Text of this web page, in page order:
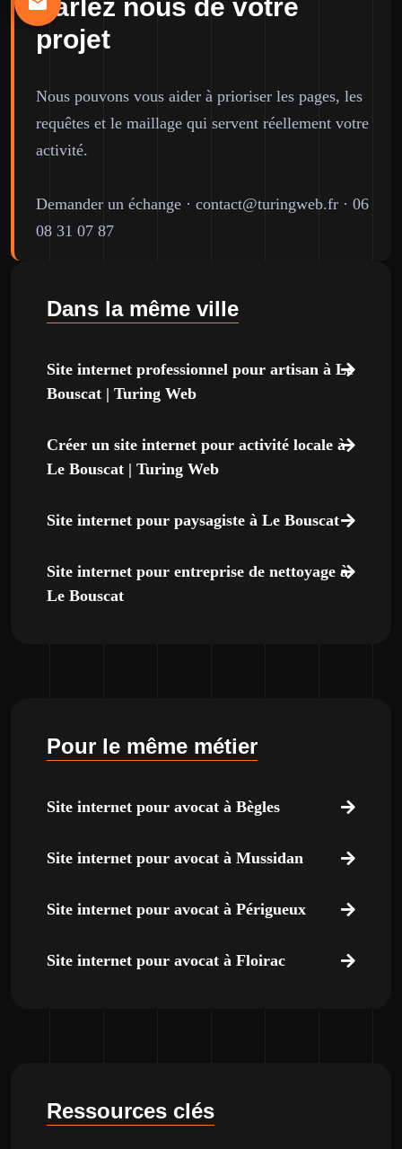
Parlez nous de votre
projet
Nous pouvons vous aider à prioriser les pages, les
requêtes et le maillage qui servent réellement votre
activité.
Demander un échange · contact@turingweb.fr · 06
08 31 07 87
Dans la même ville
Site internet professionnel pour artisan à Le
Bouscat | Turing Web
Créer un site internet pour activité locale à
Le Bouscat | Turing Web
Site internet pour paysagiste à Le Bouscat
Site internet pour entreprise de nettoyage à
Le Bouscat
Pour le même métier
Site internet pour avocat à Bègles
Site internet pour avocat à Mussidan
Site internet pour avocat à Périgueux
Site internet pour avocat à Floirac
Ressources clés